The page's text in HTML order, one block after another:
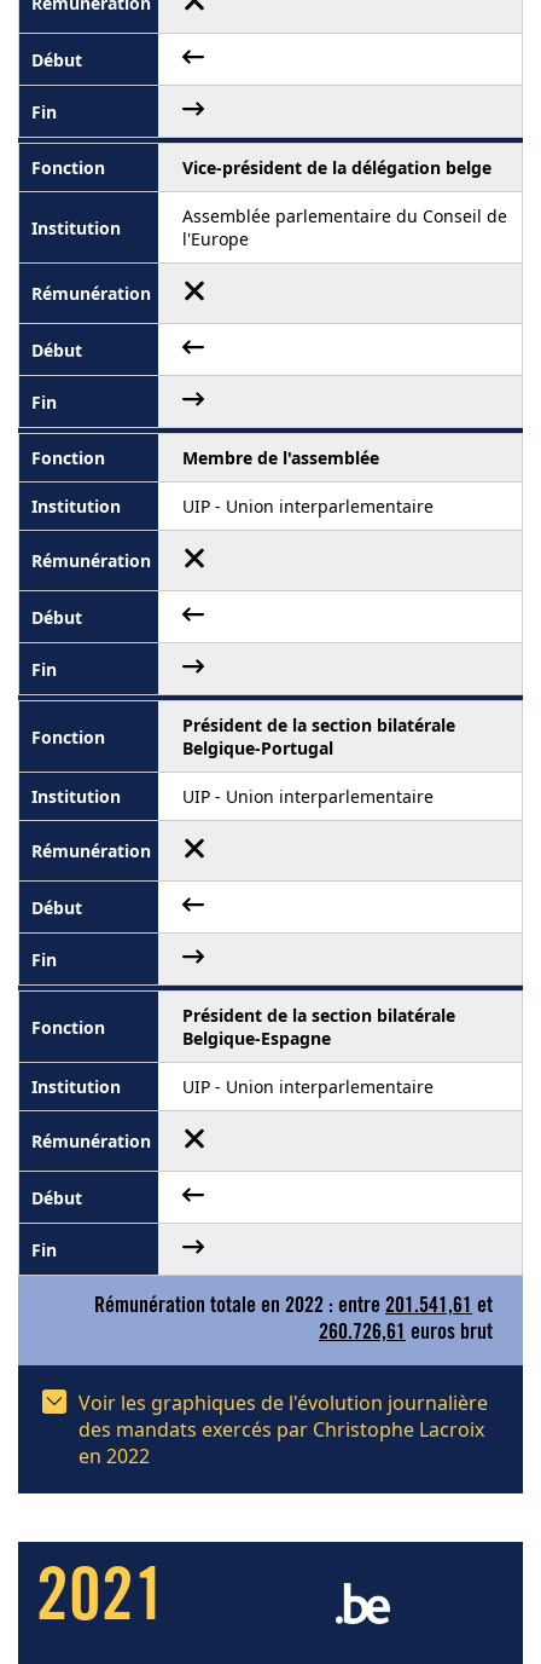
Vice-président de la délégation belge
Assemblée parlementaire du Conseil de
l'Europe
Membre de l'assemblée
UIP - Union interparlementaire
Président de la section bilatérale
Belgique-Portugal
UIP - Union interparlementaire
Président de la section bilatérale
Belgique-Espagne
UIP - Union interparlementaire
Rémunération totale en 2022 : entre 201.541,61 et
260.726,61 euros brut
Voir les graphiques de l'évolution journalière
des mandats exercés par Christophe Lacroix
en 2022
2021